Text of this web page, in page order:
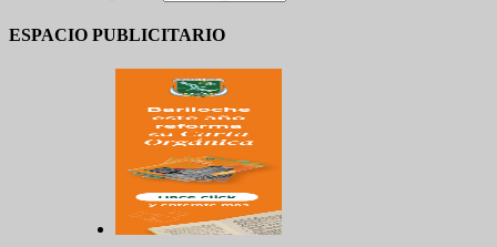
ESPACIO PUBLICITARIO